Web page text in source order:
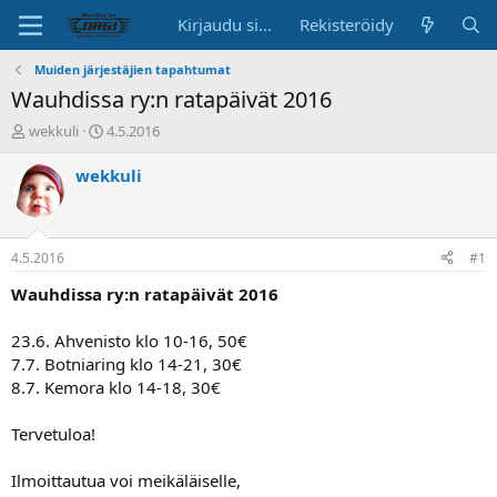
Kirjaudu sisään Rekisteröidy
Muiden järjestäjien tapahtumat
Wauhdissa ry:n ratapäivät 2016
K
s
k
u
s
t
e
l
a
l
o
t
j
wekkuli
A
o
p
ä
ä
4.5.2016
wekkuli
4.5.2016 #1
Wauhdissa ry:n ratapäivät 2016
23.6. Ahvenisto klo 10-16, 50€
7.7. Botniaring klo 14-21, 30€
8.7. Kemora klo 14-18, 30€
Tervetuloa!
Ilmoittautua voi meikäläiselle,